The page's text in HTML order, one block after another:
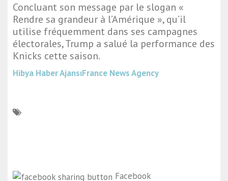
Concluant son message par le slogan «
Rendre sa grandeur à l’Amérique », qu’il
utilise fréquemment dans ses campagnes
électorales, Trump a salué la performance des
Knicks cette saison.
Hibya Haber AjansıFrance News Agency
Facebook